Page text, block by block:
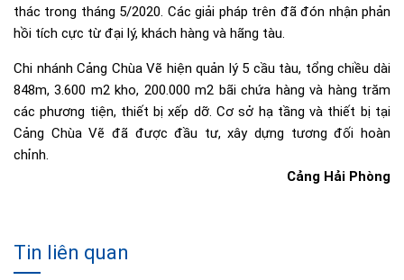
thác trong tháng 5/2020. Các giải pháp trên đã đón nhận phản
hồi tích cực từ đại lý, khách hàng và hãng tàu.
Chi nhánh Cảng Chùa Vẽ hiện quản lý 5 cầu tàu, tổng chiều dài
848m, 3.600 m2 kho, 200.000 m2 bãi chứa hàng và hàng trăm
các phương tiện, thiết bị xếp dỡ. Cơ sở hạ tầng và thiết bị tại
Cảng Chùa Vẽ đã được đầu tư, xây dựng tương đối hoàn
chỉnh.
Cảng Hải Phòng
Tin liên quan